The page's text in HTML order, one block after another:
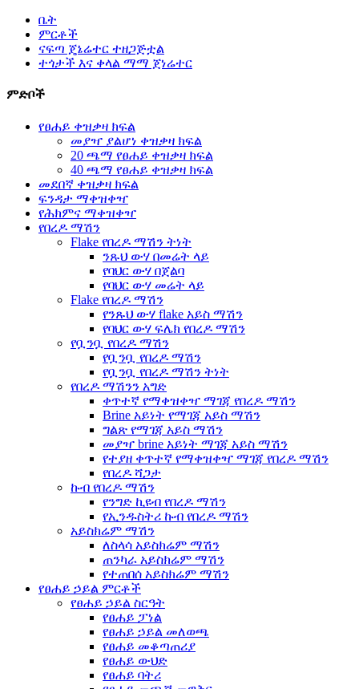
ቤት
ምርቶች
ናፍጣ ጄኔሬተር ተዘጋጅቷል
ተጎታች እና ቀላል ማማ ጀነሬተር
ምድቦች
የፀሐይ ቀዝቃዛ ክፍል
መያዣ ያልሆነ ቀዝቃዛ ክፍል
20 ጫማ የፀሐይ ቀዝቃዛ ክፍል
40 ጫማ የፀሐይ ቀዝቃዛ ክፍል
መደበኛ ቀዝቃዛ ክፍል
ፍንዳታ ማቀዝቀዣ
የሕክምና ማቀዝቀዣ
የበረዶ ማሽን
Flake የበረዶ ማሽን ትነት
ንጹህ ውሃ በመሬት ላይ
የባህር ውሃ በጀልባ
የባህር ውሃ መሬት ላይ
Flake የበረዶ ማሽን
የንጹህ ውሃ flake አይስ ማሽን
የባህር ውሃ ፍሌክ የበረዶ ማሽን
የቧንቧ የበረዶ ማሽን
የቧንቧ የበረዶ ማሽን
የቧንቧ የበረዶ ማሽን ትነት
የበረዶ ማሽንን አግድ
ቀጥተኛ የማቀዝቀዣ ማገጃ የበረዶ ማሽን
Brine አይነት የማገጃ አይስ ማሽን
ግልጽ የማገጃ አይስ ማሽን
መያዣ brine አይነት ማገጃ አይስ ማሽን
የተያዘ ቀጥተኛ የማቀዝቀዣ ማገጃ የበረዶ ማሽን
የበረዶ ሻጋታ
ኩብ የበረዶ ማሽን
የንግድ ኪዩብ የበረዶ ማሽን
የኢንዱስትሪ ኩብ የበረዶ ማሽን
አይስክሬም ማሽን
ለስላሳ አይስክሬም ማሽን
ጠንካራ አይስክሬም ማሽን
የተጠበሰ አይስክሬም ማሽን
የፀሐይ ኃይል ምርቶች
የፀሐይ ኃይል ስርዓት
የፀሐይ ፓነል
የፀሐይ ኃይል መለወጫ
የፀሐይ መቆጣጠሪያ
የፀሐይ ውህድ
የፀሐይ ባትሪ